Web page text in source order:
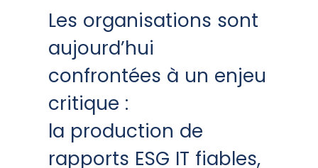
Les organisations sont
aujourd’hui
confrontées à un enjeu
critique :
la production de
rapports ESG IT fiables,